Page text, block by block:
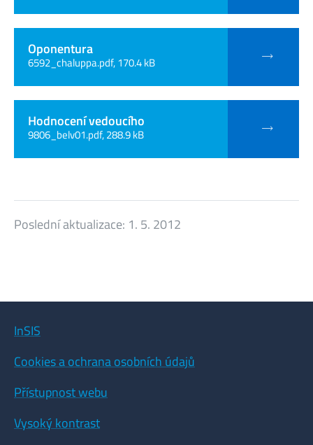
Oponentura
6592_chaluppa.pdf, 170.4 kB
Hodnocení vedoucího
9806_belv01.pdf, 288.9 kB
Poslední aktualizace: 1. 5. 2012
InSIS
Cookies a ochrana osobních údajů
Přístupnost webu
Vysoký kontrast